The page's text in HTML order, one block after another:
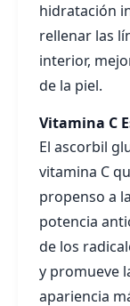
hidratación
rellenar las
interior,
de la piel.
Vitamina C
El ascorbil
vitamina C
propenso a
potencia
de los
y promueve
apariencia